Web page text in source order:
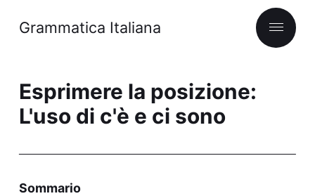
Grammatica Italiana
Esprimere la posizione:
L'uso di c'è e ci sono
Sommario